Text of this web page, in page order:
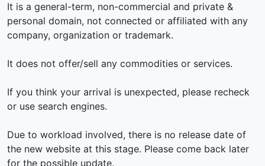
It is a general-term, non-commercial and private &
personal domain, not connected or affiliated with any
company, organization or trademark.
It does not offer/sell any commodities or services.
If you think your arrival is unexpected, please recheck
or use search engines.
Due to workload involved, there is no release date of
the new website at this stage. Please come back later
for the possible update.